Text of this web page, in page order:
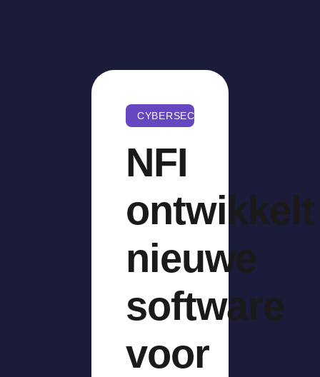
CYBERSECURITY
NFI
ontwikkelt
nieuwe
software
voor